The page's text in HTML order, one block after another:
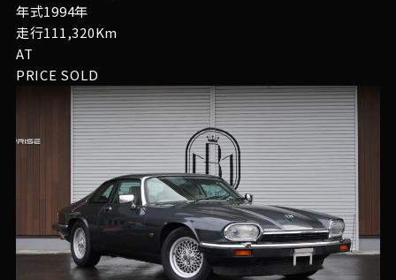
年式1994年
走行111,320Km
AT
PRICE SOLD